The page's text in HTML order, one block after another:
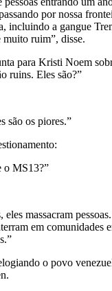
por nossa
incluindo a gangue
muito ruim”, disse.
para Kristi Noem
ruins. Eles são?”
são os piores.”
o MS13?”
eles massacram
em comunidades
o povo